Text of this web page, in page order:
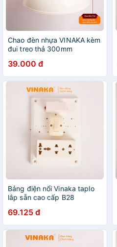
Chao đèn nhựa VINAKA kèm
đui treo thả 300mm
39.000 đ
Bảng điện nổi Vinaka taplo
lắp sẵn cao cấp B28
69.125 đ